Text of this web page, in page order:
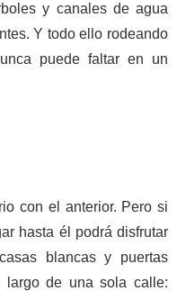
y canales de agua
Y todo ello rodeando
puede faltar en un
con el anterior. Pero si
hasta él podrá disfrutar
blancas y puertas
de una sola calle: